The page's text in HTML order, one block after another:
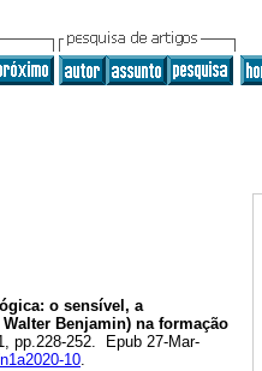
o sensível, a
Benjamin) na formação
pp.228-252. Epub 27-Mar-
10.